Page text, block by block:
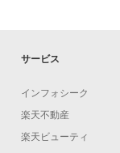
サービス
インフォシーク
楽天不動産
楽天ビューティ